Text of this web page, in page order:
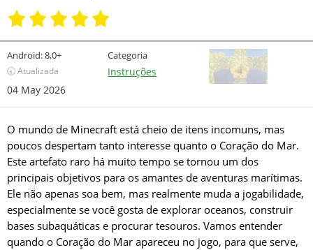
Android:8,0+
🕣 Atualizada
04 May 2026
Categoria
Instruções
O mundo de Minecraft está cheio de itens incomuns, mas
poucos despertam tanto interesse quanto o Coração do Mar.
Este artefato raro há muito tempo se tornou um dos
principais objetivos para os amantes de aventuras marítimas.
Ele não apenas soa bem, mas realmente muda a jogabilidade,
especialmente se você gosta de explorar oceanos, construir
bases subaquáticas e procurar tesouros. Vamos entender
quando o Coração do Mar apareceu no jogo, para que serve,